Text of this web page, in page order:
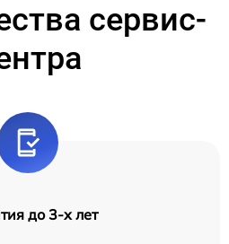
сервис-
до 3-х лет